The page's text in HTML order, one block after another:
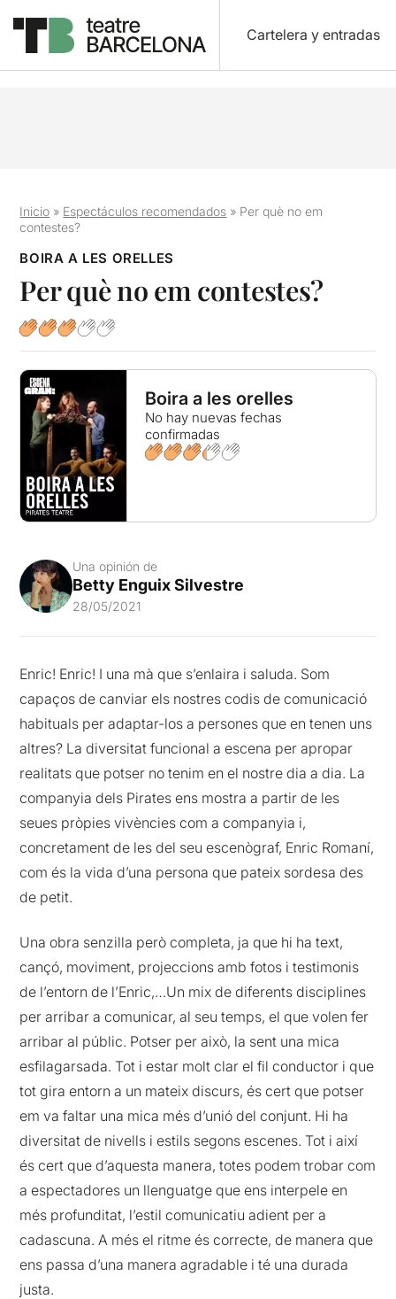
Cartelera y entradas
Inicio » Espectáculos recomendados » Per què no em
contestes?
BOIRA A LES ORELLES
Per què no em contestes?
Boira a les orelles
No hay nuevas fechas
confirmadas
Una opinión de
Betty Enguix Silvestre
28/05/2021
Enric! Enric! I una mà que s’enlaira i saluda. Som
capaços de canviar els nostres codis de comunicació
habituals per adaptar-los a persones que en tenen uns
altres? La diversitat funcional a escena per apropar
realitats que potser no tenim en el nostre dia a dia. La
companyia dels Pirates ens mostra a partir de les
seues pròpies vivències com a companyia i,
concretament de les del seu escenògraf, Enric Romaní,
com és la vida d’una persona que pateix sordesa des
de petit.
Una obra senzilla però completa, ja que hi ha text,
cançó, moviment, projeccions amb fotos i testimonis
de l’entorn de l’Enric,…Un mix de diferents disciplines
per arribar a comunicar, al seu temps, el que volen fer
arribar al públic. Potser per això, la sent una mica
esfilagarsada. Tot i estar molt clar el fil conductor i que
tot gira entorn a un mateix discurs, és cert que potser
em va faltar una mica més d’unió del conjunt. Hi ha
diversitat de nivells i estils segons escenes. Tot i així
és cert que d’aquesta manera, totes podem trobar com
a espectadores un llenguatge que ens interpele en
més profunditat, l’estil comunicatiu adient per a
cadascuna. A més el ritme és correcte, de manera que
ens passa d’una manera agradable i té una durada
justa.